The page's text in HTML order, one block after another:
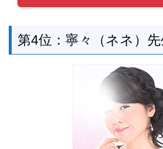
第4位：寧々（ネネ）先